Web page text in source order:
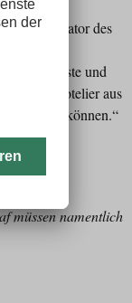
Mit-Initiator des
für Gäste und
Hotelier aus
bewegen können.“
müssen namentlich